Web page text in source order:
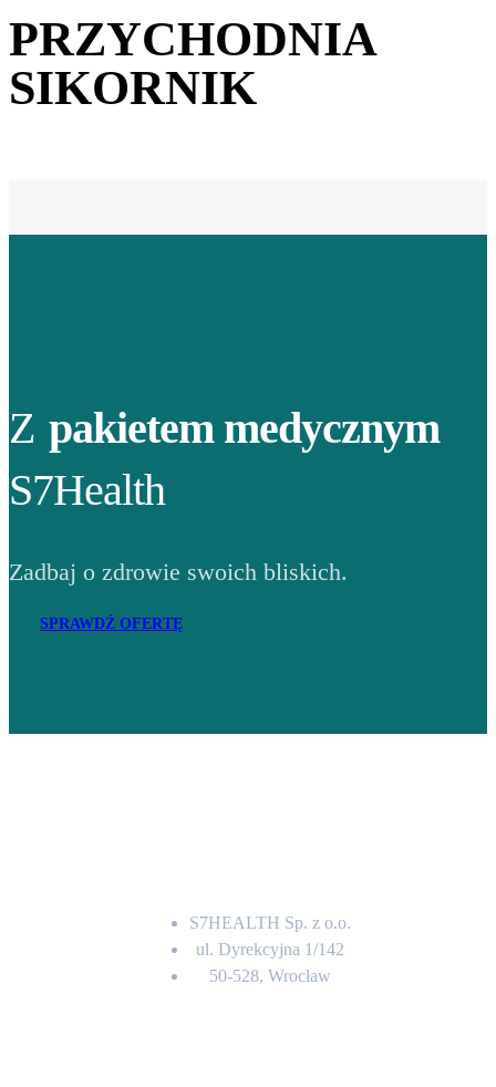
PRZYCHODNIA
SIKORNIK
Z pakietem medycznym
S7Health
Zadbaj o zdrowie swoich bliskich.
SPRAWDŹ OFERTĘ
S7HEALTH Sp. z o.o.
ul. Dyrekcyjna 1/142
50-528, Wrocław